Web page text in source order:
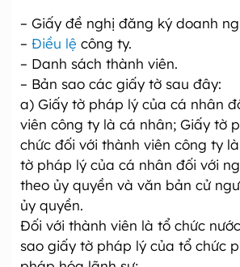
– Giấy đề nghị đăng ký doanh
– Điều lệ công ty.
– Danh sách thành viên.
– Bản sao các giấy tờ sau đây:
a) Giấy tờ pháp lý của cá nhân
viên công ty là cá nhân; Giấy tờ
chức đối với thành viên công ty
tờ pháp lý của cá nhân đối với
theo ủy quyền và văn bản cử
ủy quyền.
Đối với thành viên là tổ chức
sao giấy tờ pháp lý của tổ chức